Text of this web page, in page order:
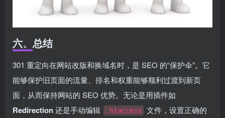
六、总结
301 重定向在网站改版和换域名时，是 SEO 的“保护伞”。它
能够保护旧页面的流量、排名和权重能够顺利过渡到新页
面，从而保持网站的 SEO 优势。无论是用插件如
Redirection还是手动编辑 .htaccess
文件，设置正确的